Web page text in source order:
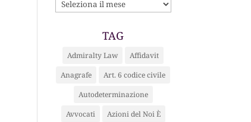
ARCHIVIO
TAG
Admiralty Law
Affidavit
Anagrafe
Art. 6 codice civile
Autodeterminazione
Avvocati
Azioni del Noi È